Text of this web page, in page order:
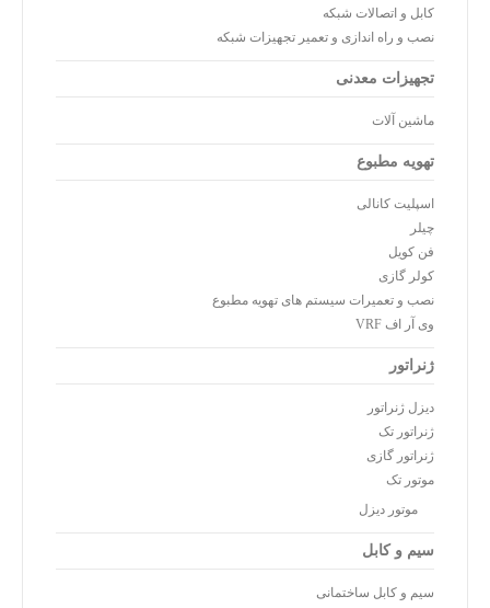
کابل و اتصالات شبکه
نصب و راه اندازی و تعمیر تجهیزات شبکه
تجهیزات معدنی
ماشین آلات
تهویه مطبوع
اسپلیت کانالی
چیلر
فن کویل
کولر گازی
نصب و تعمیرات سیستم های تهویه مطبوع
وی آر اف VRF
ژنراتور
دیزل ژنراتور
ژنراتور تک
ژنراتور گازی
موتور تک
موتور دیزل
سیم و کابل
سیم و کابل ساختمانی